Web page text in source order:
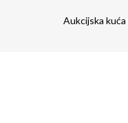
Aukcijska kuća